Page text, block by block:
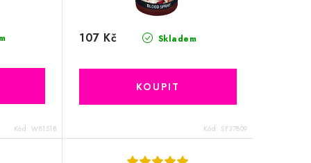
Kód:W8151B
Skladem
107 Kč
Kód: SF37809